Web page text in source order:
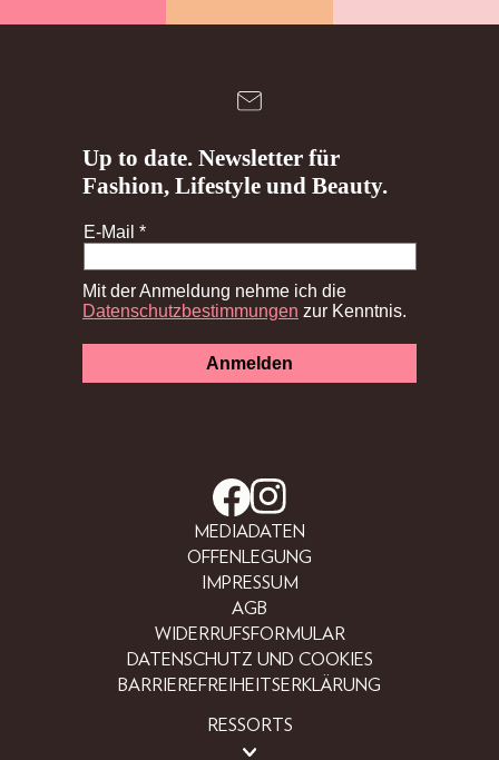
MEDIADATEN
OFFENLEGUNG
IMPRESSUM
AGB
WIDERRUFSFORMULAR
DATENSCHUTZ UND COOKIES
BARRIEREFREIHEITSERKLÄRUNG
RESSORTS